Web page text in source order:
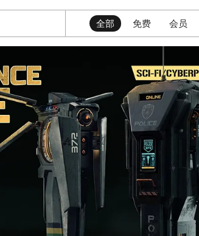
全部 免费 会员